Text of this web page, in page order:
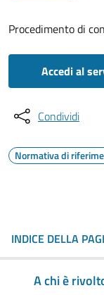
Procedimento di
Accedi al
Condividi
Normativa di
INDICE DELLA
A chi è